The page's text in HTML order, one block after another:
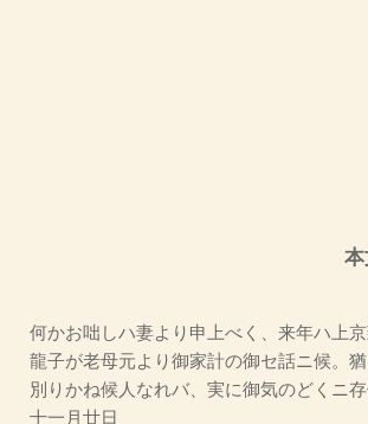
本
何かお咄しハ妻より申上べく、来年ハ上
龍子が老母元より御家計の御セ話ニ候。
別りかね候人なれバ、実に御気のどくニ存
十一月廿日